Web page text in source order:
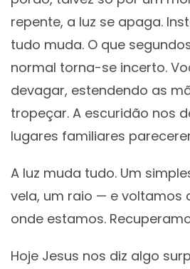
repente, a luz se apaga.
tudo muda. O que
normal torna-se incerto.
devagar, estendendo as
tropeçar. A escuridão nos
lugares familiares
A luz muda tudo. Um
vela, um raio — e voltamos
onde estamos.
Hoje Jesus nos diz algo